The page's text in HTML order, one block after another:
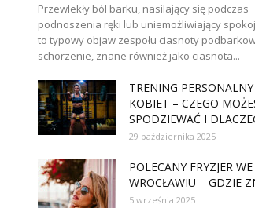
Przewlekły ból barku, nasilający się podczas
podnoszenia ręki lub uniemożliwiający
to typowy objaw zespołu ciasnoty
schorzenie, znane również jako ciasnota...
TRENING
KOBIET – CZEGO
SPODZIEWAĆ I
29 października 2025
POLECANY FRYZJER WE
WROCŁAWIU – GDZIE
5 września 2025